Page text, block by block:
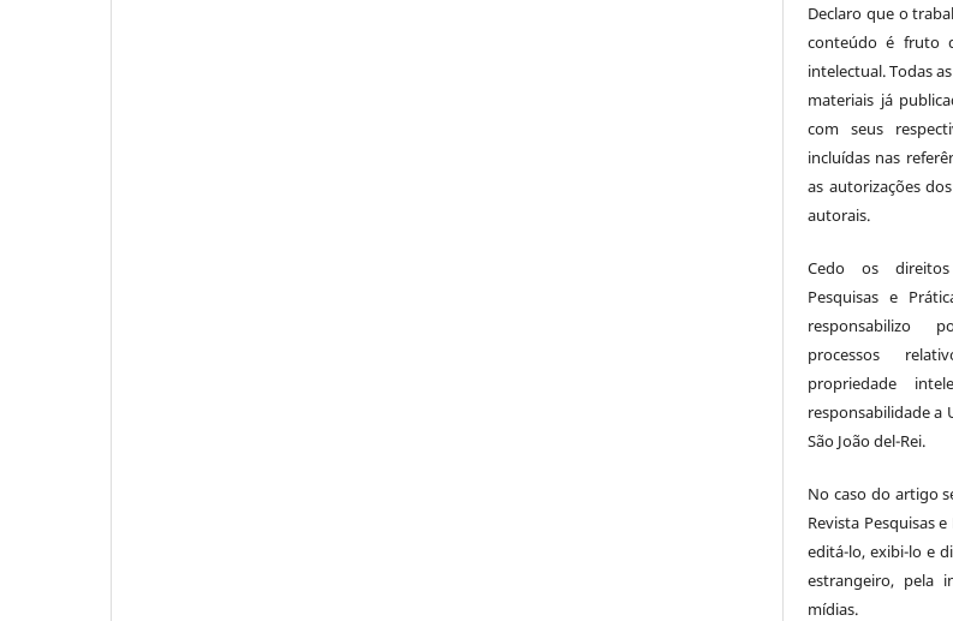
Declaro que o
conteúdo é fruto
intelectual. Todas
materiais já
com seus
incluídas nas
as autorizações
autorais.
Cedo os
Pesquisas e
responsabilizo
processos
propriedade
responsabilidade a
São João del-Rei.
No caso do artigo
Revista Pesquisas
editá-lo, exibi-lo e
estrangeiro, pela
mídias.